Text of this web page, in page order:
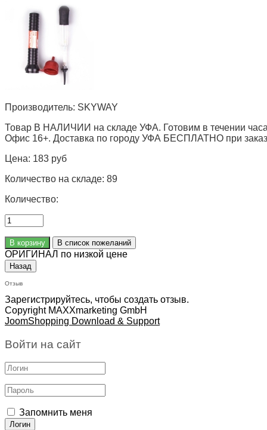
Производитель: SKYWAY
Товар В НАЛИЧИИ на складе УФА. Готовим в течении
Офис 16+. Доставка по городу УФА БЕСПЛАТНО при
Цена: 183 руб
Количество на складе: 89
Количество:
ОРИГИНАЛ по низкой цене
Отзыв
Зарегистрируйтесь, чтобы создать отзыв.
Copyright MAXXmarketing GmbH
JoomShopping Download & Support
Войти на сайт
Запомнить меня